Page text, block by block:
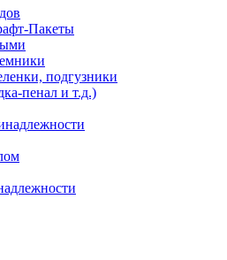
Пакеты
подгузники
пенал и т.д.)